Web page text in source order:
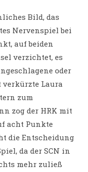
Bild, das
Nervenspiel bei
auf beiden
verzichtet, es
oder
Laura
zum
zog der HRK mit
acht Punkte
die Entscheidung
da der SCN in
mehr zuließ